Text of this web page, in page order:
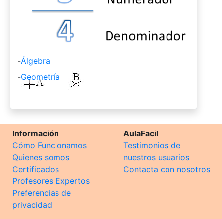
-Álgebra
-Geometría
Información
Cómo Funcionamos
Quienes somos
Certificados
Profesores Expertos
Preferencias de
privacidad
AulaFacil
Testimonios de
nuestros usuarios
Contacta con nosotros